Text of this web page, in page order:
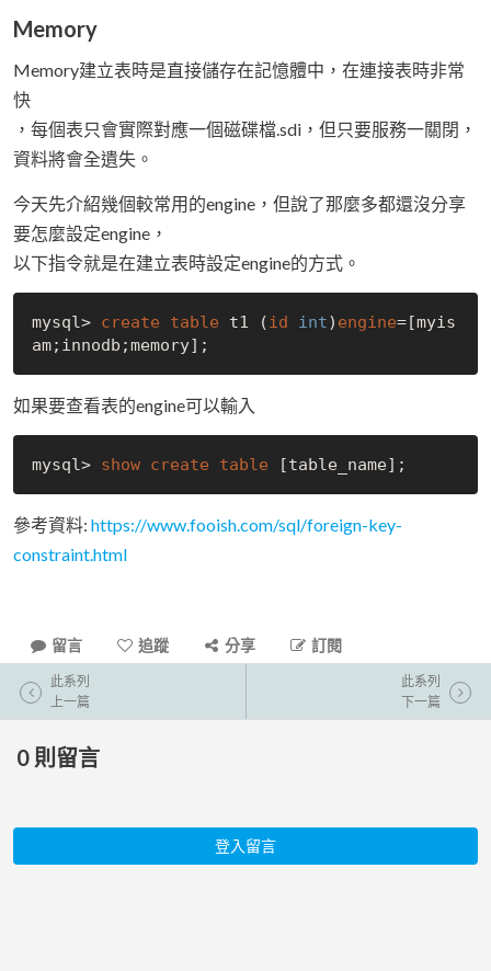
Memory
Memory建立表時是直接儲存在記憶體中，在連接表時非常
快
，每個表只會實際對應一個磁碟檔.sdi，但只要服務一關閉，
資料將會全遺失。
今天先介紹幾個較常用的engine，但說了那麼多都還沒分享
要怎麼設定engine，
以下指令就是在建立表時設定engine的方式。
mysql> create table t1 (id int) engine=[myis
如果要查看表的engine可以輸入
mysql> show create table
參考資料: https://www.fooish.com/sql/foreign-key-
constraint.html
留言 追蹤 分享 訂閱
此系列
上一篇
此系列
下一篇
0 則留言
登入留言